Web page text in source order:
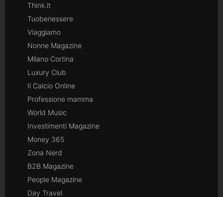
Think.it
Tuobenessere
Viaggiamo
Nonne Magazine
Milano Cortina
Luxury Club
Il Calcio Online
Professione mamma
World Music
Investimenti Magazine
Money 365
Zona Nerd
B2B Magazine
People Magazine
Day Travel